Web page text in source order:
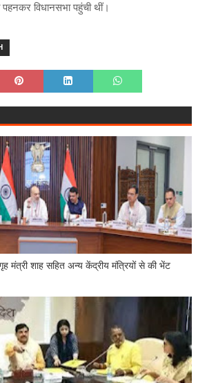
पहनकर विधानसभा पहुंची थीं।
मंत्री शाह सहित अन्य केंद्रीय मंत्रियों से की भेंट